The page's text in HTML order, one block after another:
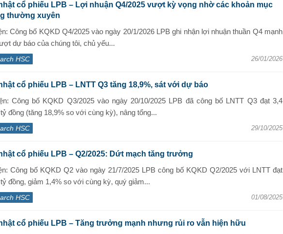
cổ phiếu LPB – Lợi nhuận Q4/2025 vượt kỳ vọng nhờ các khoản mục
thường xuyên
Công bố KQKD Q4/2025 vào ngày 20/1/2026 LPB ghi nhận lợi nhuận thuần Q4 mạnh
dự báo của chúng tôi, chủ yếu...
HSC 26/01/2026
cổ phiếu LPB – LNTT Q3 tăng 18,9%, sát với dự báo
Công bố KQKD Q3/2025 vào ngày 20/10/2025 LPB đã công bố LNTT Q3 đạt 3,4
đồng (tăng 18,9% so với cùng kỳ), nâng tổng...
HSC 29/10/2025
cổ phiếu LPB – Q2/2025: Dứt mạch tăng trưởng
Công bố KQKD Q2 vào ngày 21/7/2025 LPB công bố KQKD Q2/2025 với LNTT đạt
đồng, giảm 1,4% so với cùng kỳ, quý giảm...
HSC 01/08/2025
cổ phiếu LPB – Tăng trưởng mạnh nhưng rủi ro vẫn hiện hữu